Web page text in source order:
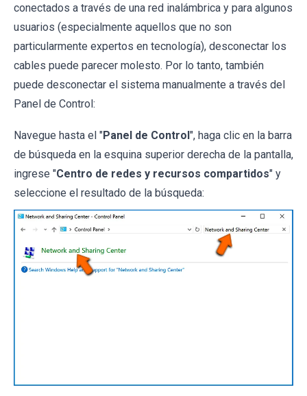
conectados a través de una red inalámbrica y para algunos
usuarios (especialmente aquellos que no son
particularmente expertos en tecnología), desconectar los
cables puede parecer molesto. Por lo tanto, también
puede desconectar el sistema manualmente a través del
Panel de Control:
Navegue hasta el "Panel de Control", haga clic en la barra
de búsqueda en la esquina superior derecha de la pantalla,
ingrese "Centro de redes y recursos compartidos" y
seleccione el resultado de la búsqueda: